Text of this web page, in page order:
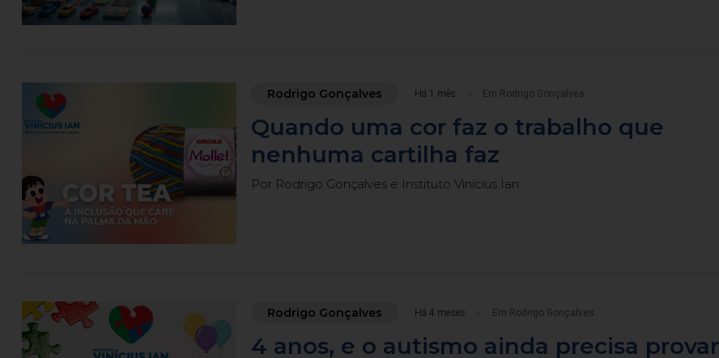
Rodrigo Gonçalves Há 1 mês Em Rodrigo Gonçalves
Quando uma cor faz o trabalho que
nenhuma cartilha faz
Por Rodrigo Gonçalves e Instituto Vinícius Ian.
Rodrigo Gonçalves Há 4 meses Em Rodrigo Gonçalves
4 anos, e o autismo ainda precisa provar